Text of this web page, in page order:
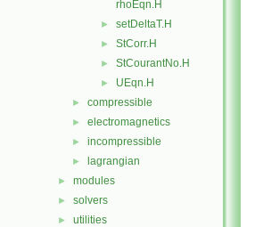
rhoEqn.H
► setDeltaT.H
► StCorr.H
► StCourantNo.H
► UEqn.H
► compressible
► electromagnetics
► incompressible
► lagrangian
► modules
► solvers
► utilities